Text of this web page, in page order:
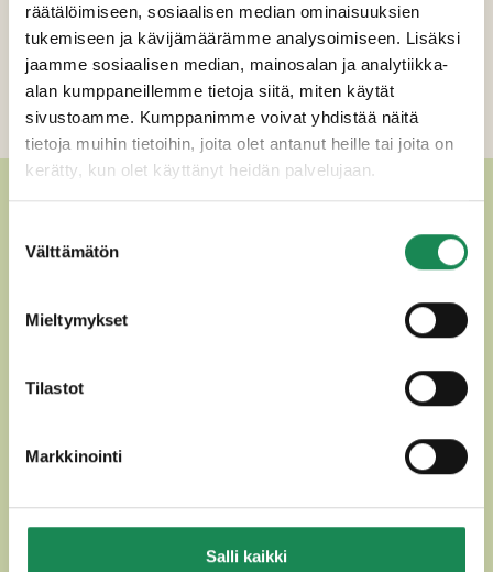
räätälöimiseen, sosiaalisen median ominaisuuksien
tukemiseen ja kävijämäärämme analysoimiseen. Lisäksi
jaamme sosiaalisen median, mainosalan ja analytiikka-
alan kumppaneillemme tietoja siitä, miten käytät
sivustoamme. Kumppanimme voivat yhdistää näitä
tietoja muihin tietoihin, joita olet antanut heille tai joita on
kerätty, kun olet käyttänyt heidän palvelujaan.
valinta
Välttämätön
Mieltymykset
Tilastot
Markkinointi
Salli kaikki
Pakkauskoot
Ravintosisältö
Lisätiedot
MUUT HERKULLISET
PERINTEISET SUOMALAISET